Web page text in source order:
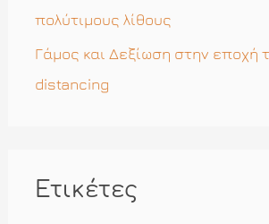
πολύτιμους λίθους
Γάμος και Δεξίωση στην εποχή
distancing
Ετικέτες